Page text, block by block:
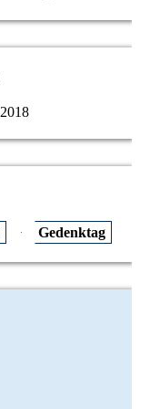
Gedenktag